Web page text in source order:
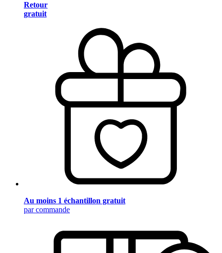
Retour
gratuit
Au moins 1 échantillon gratuit
par commande